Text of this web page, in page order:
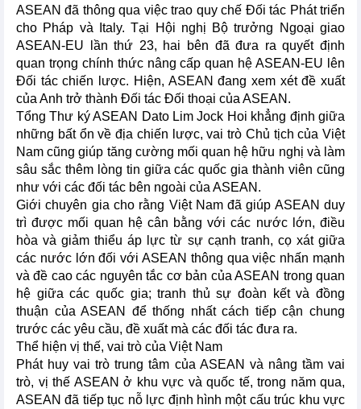
ASEAN đã thông qua việc trao quy chế Đối tác Phát triển
cho Pháp và Italy. Tại Hội nghị Bộ trưởng Ngoại giao
ASEAN-EU lần thứ 23, hai bên đã đưa ra quyết định
quan trọng chính thức nâng cấp quan hệ ASEAN-EU lên
Đối tác chiến lược. Hiện, ASEAN đang xem xét đề xuất
của Anh trở thành Đối tác Đối thoại của ASEAN.
Tổng Thư ký ASEAN Dato Lim Jock Hoi khẳng định giữa
những bất ổn về địa chiến lược, vai trò Chủ tịch của Việt
Nam cũng giúp tăng cường mối quan hệ hữu nghị và làm
sâu sắc thêm lòng tin giữa các quốc gia thành viên cũng
như với các đối tác bên ngoài của ASEAN.
Giới chuyên gia cho rằng Việt Nam đã giúp ASEAN duy
trì được mối quan hệ cân bằng với các nước lớn, điều
hòa và giảm thiểu áp lực từ sự cạnh tranh, cọ xát giữa
các nước lớn đối với ASEAN thông qua việc nhấn mạnh
và đề cao các nguyên tắc cơ bản của ASEAN trong quan
hệ giữa các quốc gia; tranh thủ sự đoàn kết và đồng
thuận của ASEAN để thống nhất cách tiếp cận chung
trước các yêu cầu, đề xuất mà các đối tác đưa ra.
Thể hiện vị thế, vai trò của Việt Nam
Phát huy vai trò trung tâm của ASEAN và nâng tầm vai
trò, vị thế ASEAN ở khu vực và quốc tế, trong năm qua,
ASEAN đã tiếp tục nỗ lực định hình một cấu trúc khu vực